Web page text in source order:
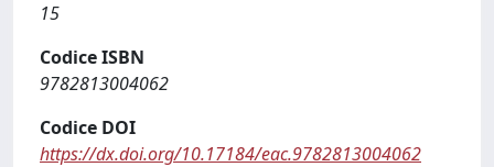
15
Codice ISBN
9782813004062
Codice DOI
https://dx.doi.org/10.17184/eac.9782813004062